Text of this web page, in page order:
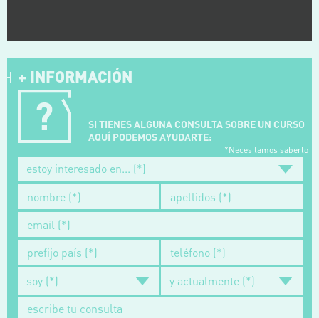
+ INFORMACIÓN
SI TIENES ALGUNA CONSULTA SOBRE UN CURSO
AQUÍ PODEMOS AYUDARTE:
*Necesitamos saberlo